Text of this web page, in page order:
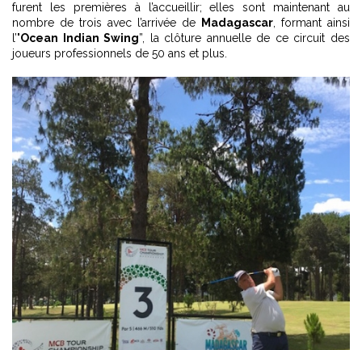
furent les premières à l’accueillir; elles sont maintenant au
nombre de trois avec l’arrivée de
Madagascar , formant ainsi
l’"Ocean Indian Swing”, la clôture annuelle de ce circuit des
joueurs professionnels de 50 ans et plus.